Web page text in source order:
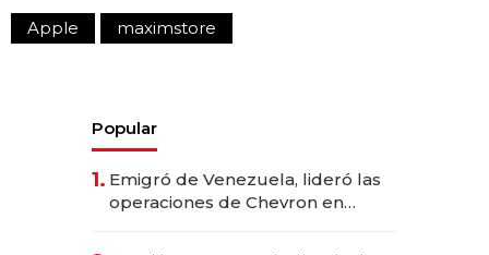
Apple maximstore
Popular
1. Emigró de Venezuela, lideró las
operaciones de Chevron en